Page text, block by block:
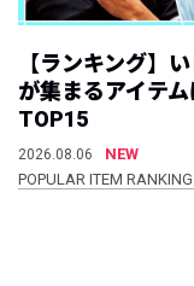
【ランキング】
が集まるアイテム
TOP15
2026.08.06
NEW
POPULAR ITEM